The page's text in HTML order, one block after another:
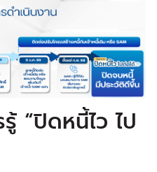
“ปิดหนี้ไว ไป